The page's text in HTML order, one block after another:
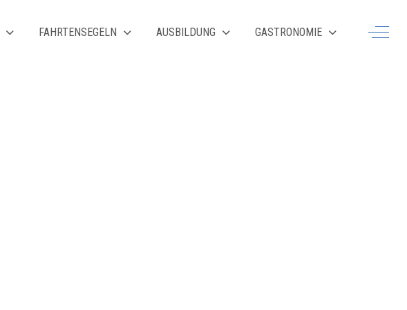
FAHRTENSEGELN AUSBILDUNG GASTRONOMIE Off-